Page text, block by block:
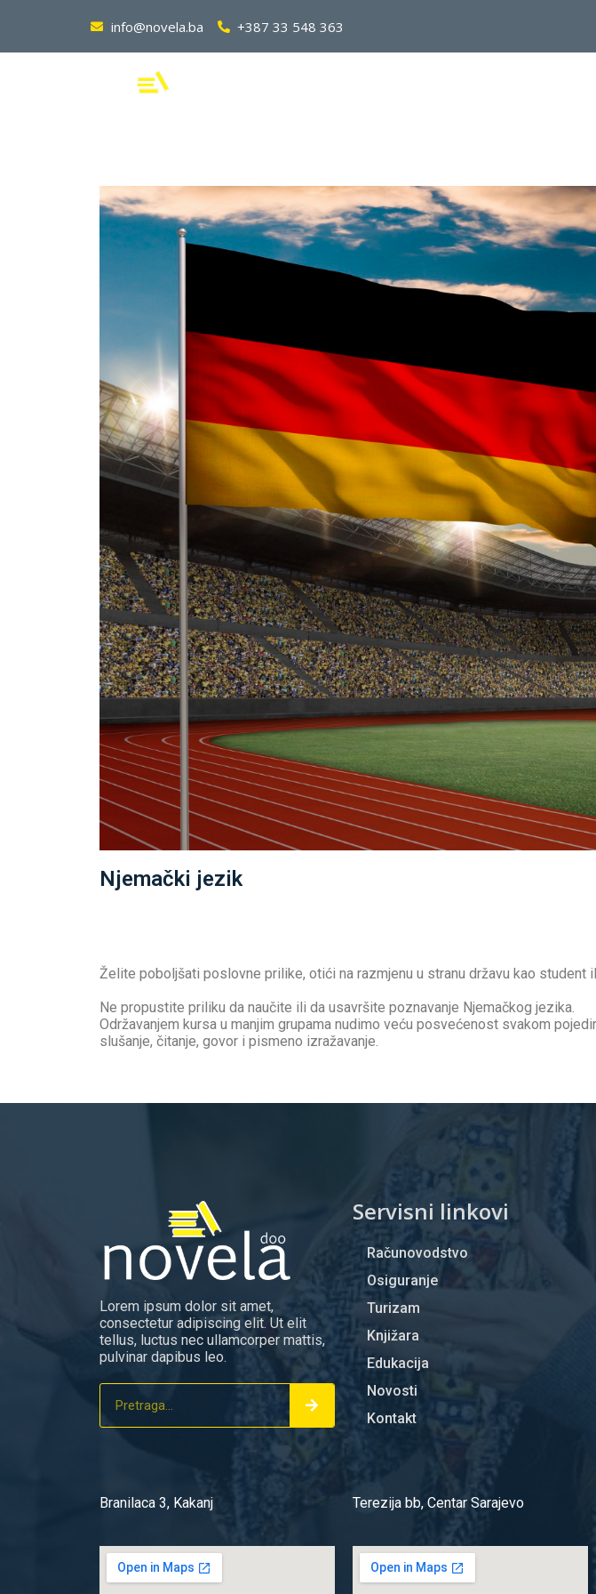
info@novela.ba +387 33 548 363
Njemački jezik
Želite poboljšati poslovne prilike, otići na razmjenu u stranu državu kao
Ne propustite priliku da naučite ili da usavršite poznavanje Njemačkog jezika.
Održavanjem kursa u manjim grupama nudimo veću posvećenost svakom
slušanje, čitanje, govor i pismeno izražavanje.
Lorem ipsum dolor sit amet,
consectetur adipiscing elit. Ut elit
tellus, luctus nec ullamcorper mattis,
pulvinar dapibus leo.
Servisni linkovi
Računovodstvo
Osiguranje
Turizam
Knjižara
Edukacija
Novosti
Kontakt
Branilaca 3, Kakanj Terezija bb, Centar Sarajevo